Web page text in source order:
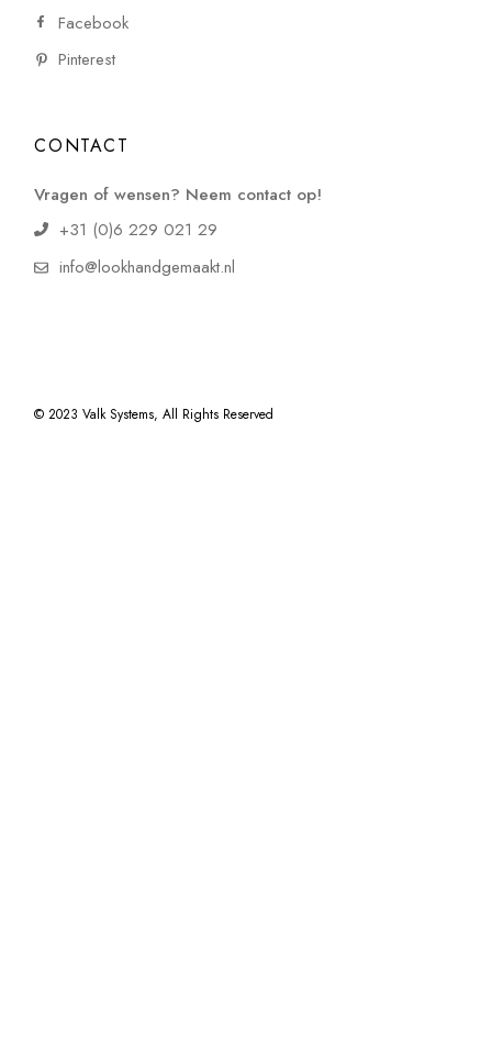
Facebook
Pinterest
CONTACT
Vragen of wensen? Neem contact op!
+31 (0)6 229 021 29
info@lookhandgemaakt.nl
© 2023Valk Systems, All Rights Reserved